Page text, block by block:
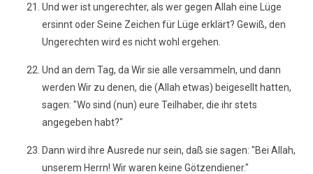
Und wer ist ungerechter, als wer gegen Allah eine Lüge
ersinnt oder Seine Zeichen für Lüge erklärt? Gewiß, den
Ungerechten wird es nicht wohl ergehen.
Und an dem Tag, da Wir sie alle versammeln, und dann
werden Wir zu denen, die (Allah etwas) beigesellt hatten,
sagen: "Wo sind (nun) eure Teilhaber, die ihr stets
angegeben habt?"
Dann wird ihre Ausrede nur sein, daß sie sagen: "Bei Allah,
unserem Herrn! Wir waren keine Götzendiener."